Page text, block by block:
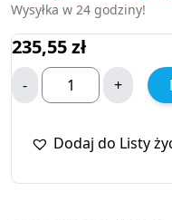
Wysyłka w 24 godziny!
235,55zł
- +
Dodaj do Listy